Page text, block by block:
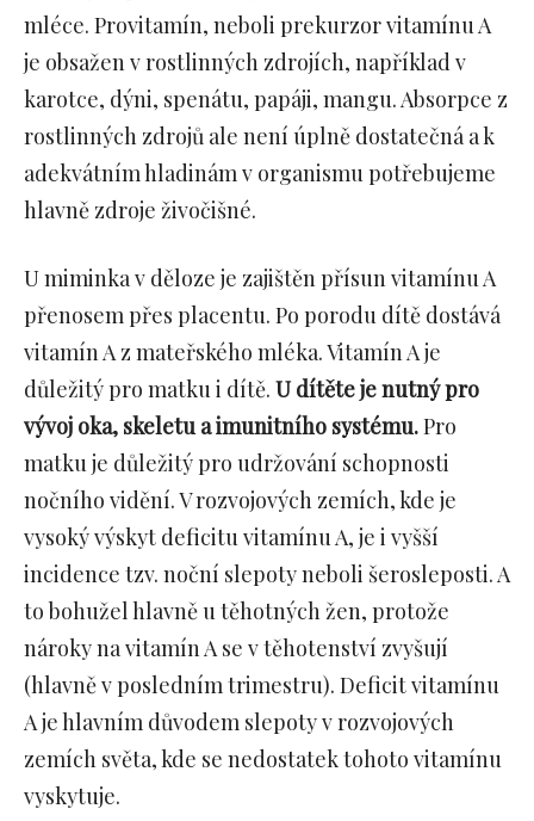
mléce. Provitamín, neboli prekurzor vitamínu A
je obsažen v rostlinných zdrojích, například v
karotce, dýni, spenátu, papáji, mangu. Absorpce z
rostlinných zdrojů ale není úplně dostatečná a k
adekvátním hladinám v organismu potřebujeme
hlavně zdroje živočišné.
U miminka v děloze je zajištěn přísun vitamínu A
přenosem přes placentu. Po porodu dítě dostává
vitamín A z mateřského mléka. Vitamín A je
důležitý pro matku i dítě. U dítěte je nutný pro
vývoj oka, skeletu a imunitního systému.Pro
matku je důležitý pro udržování schopnosti
nočního vidění. V rozvojových zemích, kde je
vysoký výskyt deficitu vitamínu A, je i vyšší
incidence tzv. noční slepoty neboli šerosleposti. A
to bohužel hlavně u těhotných žen, protože
nároky na vitamín A se v těhotenství zvyšují
(hlavně v posledním trimestru). Deficit vitamínu
A je hlavním důvodem slepoty v rozvojových
zemích světa, kde se nedostatek tohoto vitamínu
vyskytuje.